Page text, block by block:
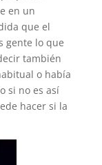
en un
que el
gente lo que
también
o había
si no es así
hacer si la